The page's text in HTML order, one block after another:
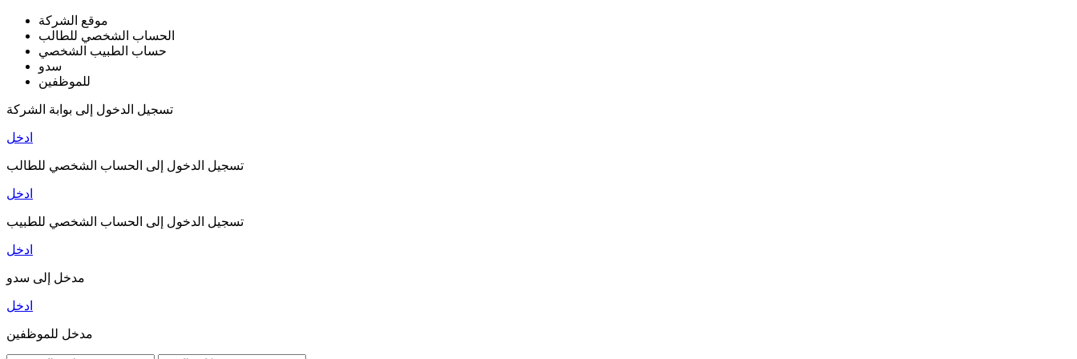
موقع الشركة
الحساب الشخصي للطالب
حساب الطبيب الشخصي
سدو
للموظفين
تسجيل الدخول إلى بوابة الشركة
ادخل
تسجيل الدخول إلى الحساب الشخصي للطالب
ادخل
تسجيل الدخول إلى الحساب الشخصي للطبيب
ادخل
مدخل إلى سدو
ادخل
مدخل للموظفين